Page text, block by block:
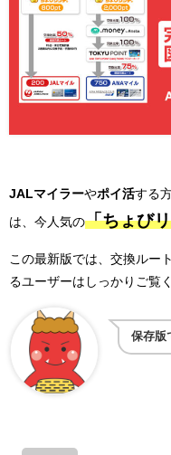
JALマイラーやポイ活する
は、今人気の「ちょび
この最新版では、交換ルー
るユーザーはしっかりご覧
保存版